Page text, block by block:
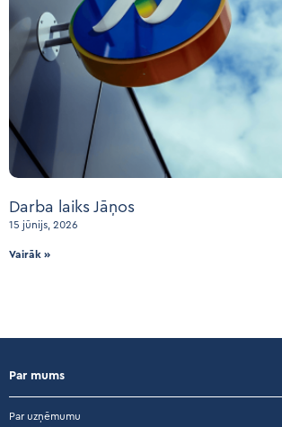
Darba laiks Jāņos
15 jūnijs, 2026
Vairāk »
Par mums
Par uzņēmumu